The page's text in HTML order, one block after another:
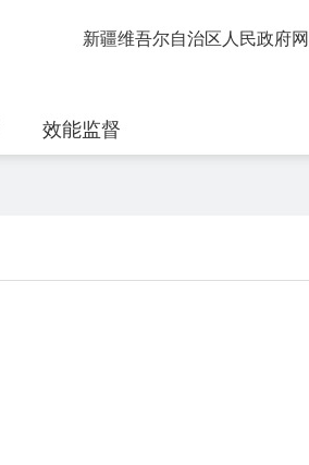
新疆维吾尔自治区人民政府网
效能监督